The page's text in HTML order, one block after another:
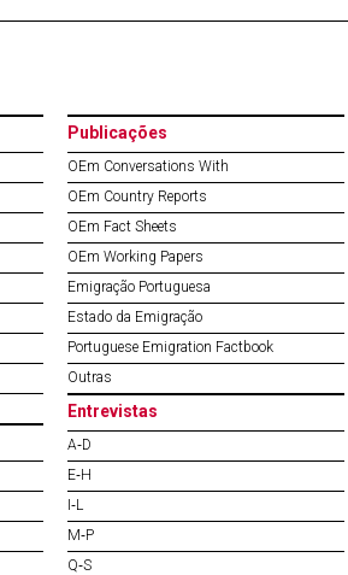
Publicações
OEm Conversations With
OEm Country Reports
OEm Fact Sheets
OEm Working Papers
Emigração Portuguesa
Estado da Emigração
Portuguese Emigration Factbook
Outras
Entrevistas
A‐D
E‐H
I‐L
M‐P
Q‐S